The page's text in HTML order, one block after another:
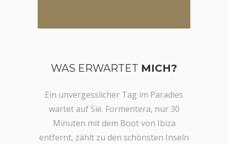
WAS ERWARTET MICH?
Ein unvergesslicher Tag im Paradies
wartet auf Sie. Formentera, nur 30
Minuten mit dem Boot von Ibiza
entfernt, zählt zu den schönsten Inseln